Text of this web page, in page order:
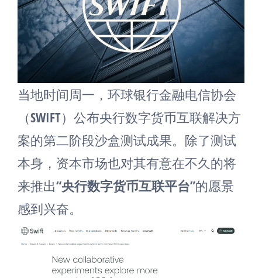
当地时间周一，环球银行金融电信协会
（SWIFT）公布央行数字货币互联解决方
案的第二阶段沙盒测试成果。除了测试
本身，资本市场也对其有意在不久的将
来推出“央行数字货币互联平台”的愿景
感到兴奋。